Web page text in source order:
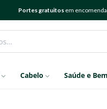
Portes gratuitos em
Cabelo Saúde e